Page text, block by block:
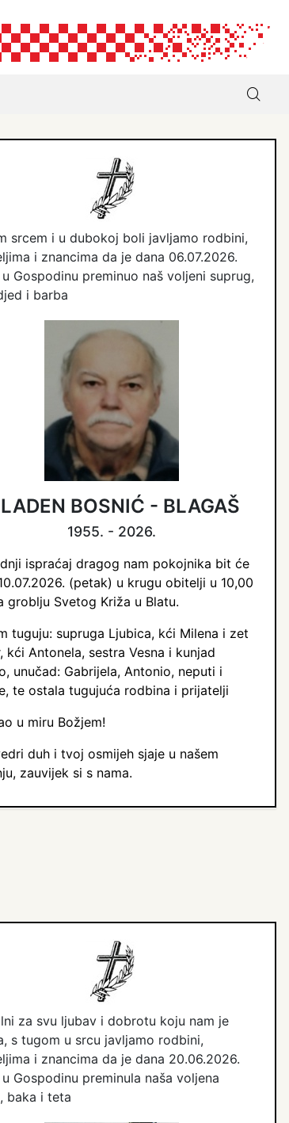
srcem i u dubokoj boli javljamo rodbini,
i znancima da je dana 06.07.2026.
Gospodinu preminuo naš voljeni suprug,
i barba
BOSNIĆ - BLAGAŠ
1955. - 2026.
ispraćaj dragog nam pokojnika bit će
(petak) u krugu obitelji u 10,00
groblju Svetog Križa u Blatu.
tuguju: supruga Ljubica, kći Milena i zet
kći Antonela, sestra Vesna i kunjad
unučad: Gabrijela, Antonio, neputi i
te ostala tugujuća rodbina i prijatelji
u miru Božjem!
duh i tvoj osmijeh sjaje u našem
zauvijek si s nama.
za svu ljubav i dobrotu koju nam je
s tugom u srcu javljamo rodbini,
i znancima da je dana 20.06.2026.
Gospodinu preminula naša voljena
baka i teta